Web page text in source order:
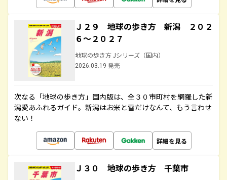
Ｊ２９ 地球の歩き方 新潟 ２０２
６～２０２７
地球の歩き方 Jシリーズ（国内）
2026.03.19 発売
次なる「地球の歩き方」国内版は、全３０市町村を網羅した新
潟愛あふれるガイド。新潟はお米と雪だけなんて、もう言わせ
ない！
詳細を見る
Ｊ３０ 地球の歩き方 千葉市